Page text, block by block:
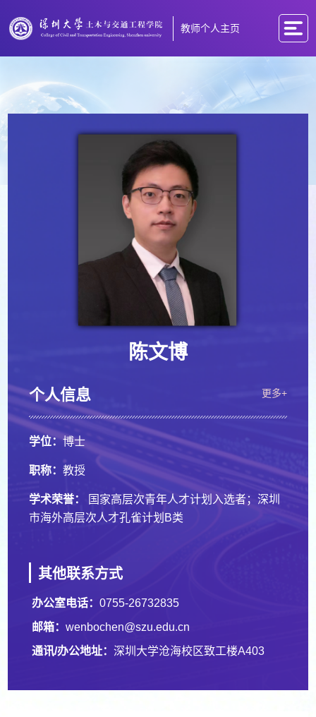
教师个人主页
陈文博
个人信息 更多+
学位：博士
职称：教授
学术荣誉：
国家高层次青年人才计划入选者；深圳
市海外高层次人才孔雀计划B类
其他联系方式
办公室电话： 0755-26732835
邮箱： wenbochen@szu.edu.cn
通讯/办公地址： 深圳大学沧海校区致工楼A403